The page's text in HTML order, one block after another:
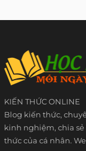
KIẾN THỨC ONLINE
Blog kiến thức,
kinh nghiệm, chia
thức của cá nhân.